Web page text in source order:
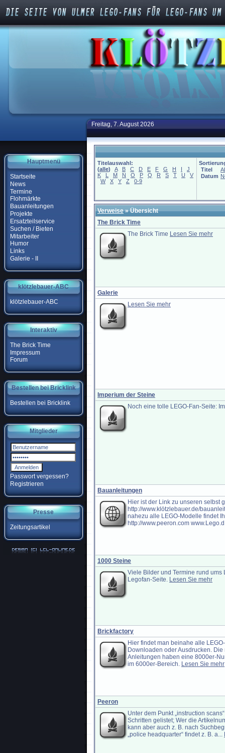
Hauptmenü
Startseite
News
Termine
Flohmärkte
Bauanleitungen
Projekte
Ersatzteilservice
Suchen / Bieten
Mitarbeiter
Humor
Links
Galerie - II
klötzlebauer-ABC
klötzlebauer-ABC
Interaktiv
The Brick Time
Impressum
Forum
Bestellen bei Bricklink
Bestellen bei Bricklink
Mitglieder
Passwort vergessen?
Registrieren
Presse
Zeitungsartikel
Freitag, 7. August 2026
Titelauswahl:
(alle) A B C D E F G H I
J
K
L M N O P Q R S T U
V
W
X Y Z 0-9
Titel
Datum
Verweise» Übersicht
The Brick Time
The Brick Time Lesen Sie mehr
Galerie
Lesen Sie mehr
Imperium der Steine
Noch eine tolle LEGO-Fan-Seite:
Bauanleitungen
Hier ist der Link zu unseren selbst
http://www.klötzlebauer.de/
nahezu alle LEGO-Modelle findet
http://www.peeron.com
1000 Steine
Viele Bilder und Termine rund ums
Legofan-Seite. Lesen Sie mehr
Brickfactory
Hier findet man beinahe alle
Downloaden oder Ausdrucken.
Anleitungen haben eine 8000er-
im 6000er-Bereich. Lesen Sie mehr
Peeron
Unter dem Punkt „instruction
Schritten gelistet; Wer die
kann aber auch z. B. nach
„police headquarter“ findet z. B. a...